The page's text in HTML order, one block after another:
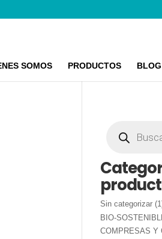
SOMOS PRODUCTOS BLOG
productos
Sin categorizar 1
BIO-
COMPRESAS Y